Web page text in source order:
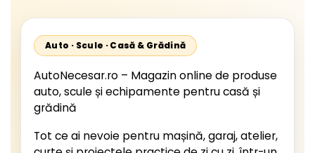
Auto · Scule · Casă & Grădină
AutoNecesar.ro – Magazin online de produse
auto, scule și echipamente pentru casă și
grădină
Tot ce ai nevoie pentru mașină, garaj, atelier,